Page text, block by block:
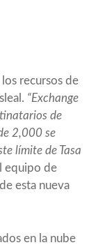
recursos de
“Exchange
de
2,000 se
límite de Tasa
equipo de
esta nueva
en la nube